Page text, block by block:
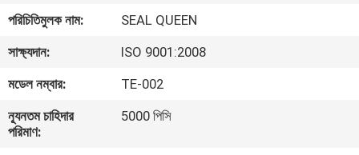
আমাদের
সম্পর্কে
কারখানা
ভ্রমণ
পরিচিতিমুলক নাম:
SEAL QUEEN
সাক্ষ্যদান:
ISO 9001:2008
মডেল নম্বার:
TE-002
ন্যূনতম চাহিদার
পরিমাণ:
5000 পিসি